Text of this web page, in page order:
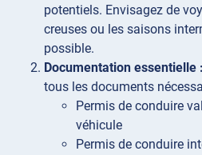
potentiels. Envisagez de
creuses ou les saisons
possible.
Documentation essentielle :
tous les documents
Permis de conduire
véhicule
Permis de conduire